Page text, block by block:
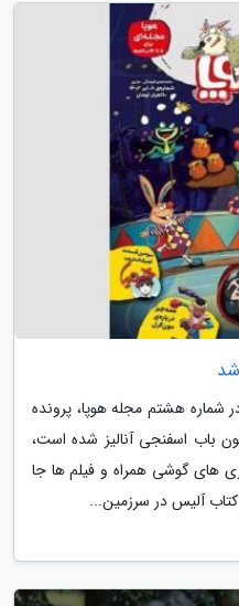
شماره هشتم مجله هوپا، پرونده
باب اسفنجی آنالیز شده است،
های گوشی همراه و فیلم ها جا
آلیس در سرزمین...